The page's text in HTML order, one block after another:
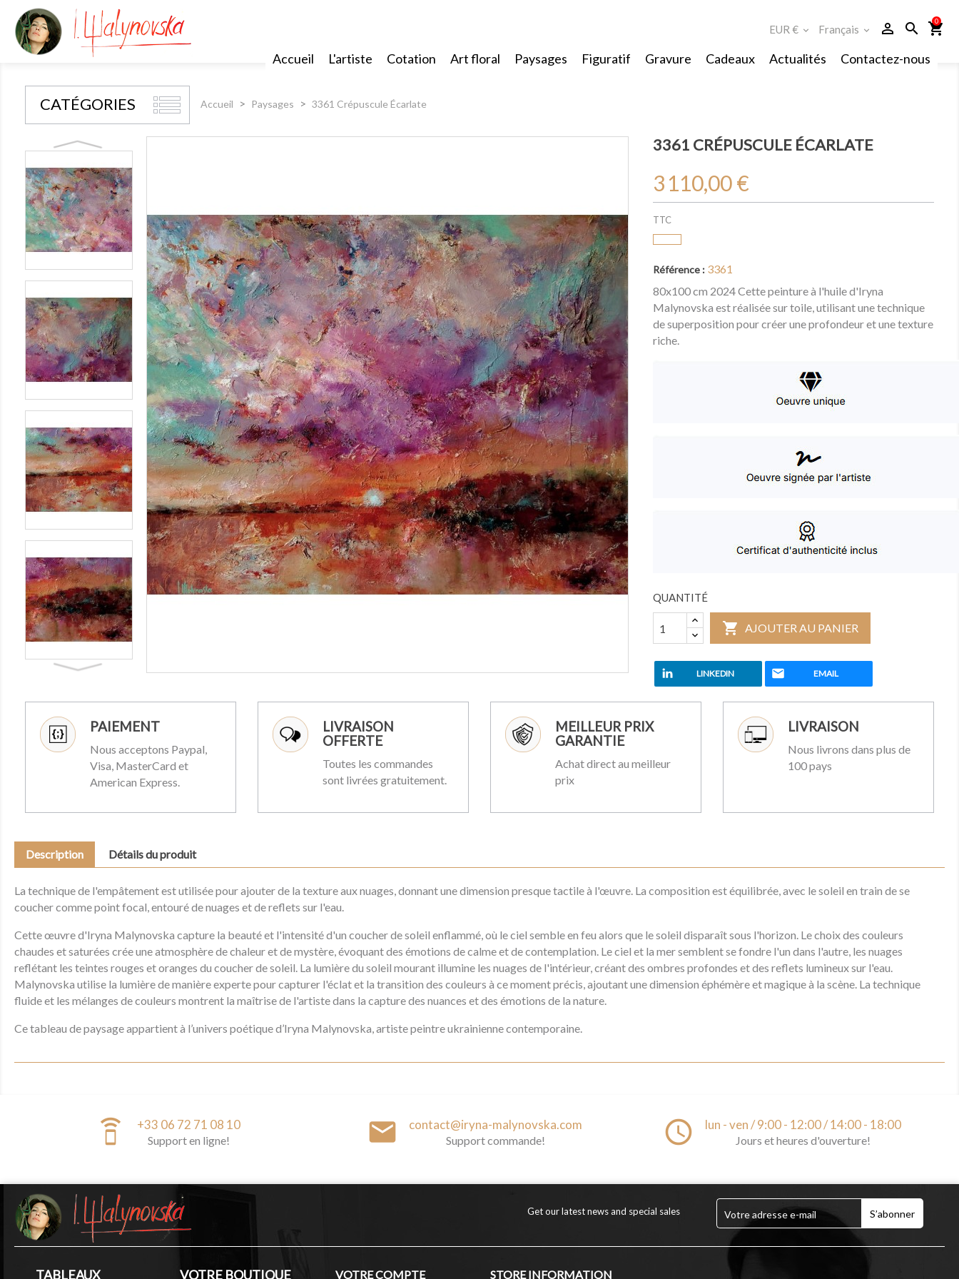
shopping_cart
0
search
person_outline
Français expand_more
EUR € expand_more
Accueil L'artiste Cotation Art floral Paysages Figuratif Gravure Cadeaux Actualités Contactez-nous
CATÉGORIES Accueil Paysages 3361 Crépuscule Écarlate
3361 CRÉPUSCULE ÉCARLATE
3 110,00 €
TTC
Référence : 3361
80x100 cm 2024 Cette peinture à l'huile d'Iryna
Malynovska est réalisée sur toile, utilisant une technique
de superposition pour créer une profondeur et une texture
riche.
QUANTITÉ
 AJOUTER AU PANIER
LINKEDIN EMAIL
PAIEMENT
Nous acceptons Paypal,
Visa, MasterCard et
American Express.
LIVRAISON
OFFERTE
Toutes les commandes
sont livrées gratuitement.
MEILLEUR PRIX
GARANTIE
Achat direct au meilleur
prix
LIVRAISON
Nous livrons dans plus de
100 pays
Description Détails du produit
La technique de l'empâtement est utilisée pour ajouter de la texture aux nuages, donnant une dimension presque tactile à l'œuvre. La composition est équilibrée, avec le soleil en train de se
coucher comme point focal, entouré de nuages et de reflets sur l'eau.
Cette œuvre d'Iryna Malynovska capture la beauté et l'intensité d'un coucher de soleil enflammé, où le ciel semble en feu alors que le soleil disparaît sous l'horizon. Le choix des couleurs
chaudes et saturées crée une atmosphère de chaleur et de mystère, évoquant des émotions de calme et de contemplation. Le ciel et la mer semblent se fondre l'un dans l'autre, les nuages
reflétant les teintes rouges et oranges du coucher de soleil. La lumière du soleil mourant illumine les nuages de l'intérieur, créant des ombres profondes et des reflets lumineux sur l'eau.
Malynovska utilise la lumière de manière experte pour capturer l'éclat et la transition des couleurs à ce moment précis, ajoutant une dimension éphémère et magique à la scène. La technique
fluide et les mélanges de couleurs montrent la maîtrise de l'artiste dans la capture des nuances et des émotions de la nature.
Ce tableau de paysage appartient à l’univers poétique d’Iryna Malynovska, artiste peintre ukrainienne contemporaine.
speaker_phone +33 06 72 71 08 10
Support en ligne! email contact@iryna-malynovska.com
Support commande! access_time lun - ven / 9:00 - 12:00 / 14:00 - 18:00
Jours et heures d'ouverture!
Get our latest news and special sales
TABLEAUX VOTRE BOUTIQUE VOTRE COMPTE STORE INFORMATION